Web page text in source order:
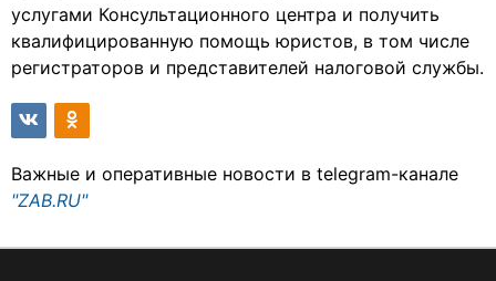
услугами Консультационного центра и получить
квалифицированную помощь юристов, в том числе
регистраторов и представителей налоговой службы.
Важные и оперативные новости в telegram-канале
"ZAB.RU"